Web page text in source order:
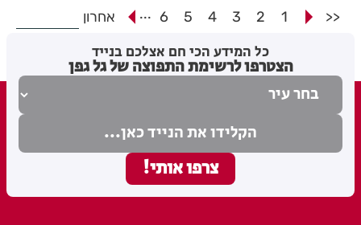
<<
1
2
3
4
5
6
... אחרון
כל המידע הכי חם אצלכם בנייד
הצטרפו לרשימת התפוצה של גל גפן